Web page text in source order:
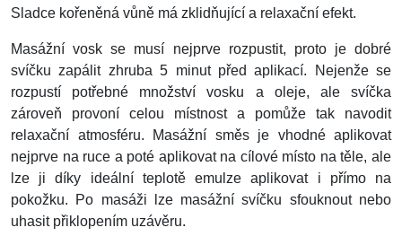
Sladce kořeněná vůně má zklidňující a relaxační efekt.
Masážní vosk se musí nejprve rozpustit, proto je dobré
svíčku zapálit zhruba 5 minut před aplikací. Nejenže se
rozpustí potřebné množství vosku a oleje, ale svíčka
zároveň provoní celou místnost a pomůže tak navodit
relaxační atmosféru. Masážní směs je vhodné aplikovat
nejprve na ruce a poté aplikovat na cílové místo na těle, ale
lze ji díky ideální teplotě emulze aplikovat i přímo na
pokožku. Po masáži lze masážní svíčku sfouknout nebo
uhasit přiklopením uzávěru.